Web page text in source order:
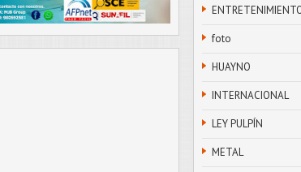
foto
HUAYNO
INTERNACIONAL
LEY PULPÍN
METAL